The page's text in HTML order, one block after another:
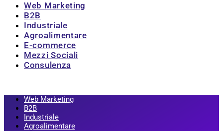
Web Marketing
B2B
Industriale
Agroalimentare
E-commerce
Mezzi Sociali
Consulenza
Web Marketing
B2B
Industriale
Agroalimentare